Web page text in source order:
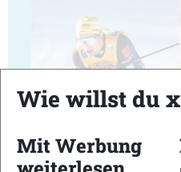
27
Wie willst du
Mit Werbung